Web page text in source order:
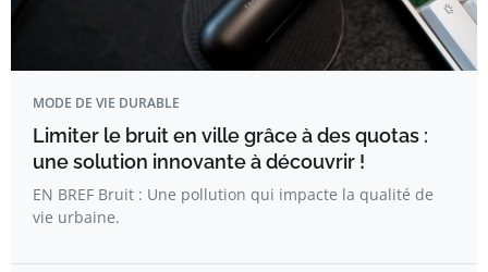
MODE DE VIE DURABLE
Limiter le bruit en ville grâce à des quotas :
une solution innovante à découvrir !
EN BREF Bruit : Une pollution qui impacte la qualité de
vie urbaine.